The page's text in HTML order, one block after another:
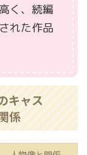
く、続編
れた作品
キャス
係